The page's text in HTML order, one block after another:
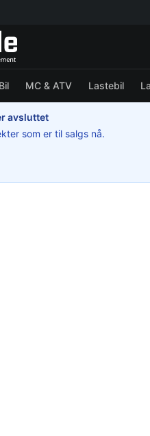
Bil MC & ATV Lastebil
avsluttet
som er til salgs nå.